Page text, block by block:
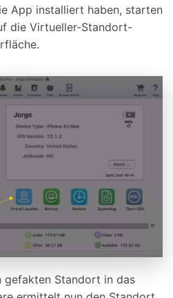
App installiert haben, starten
die Virtueller-Standort-
gefakten Standort in das